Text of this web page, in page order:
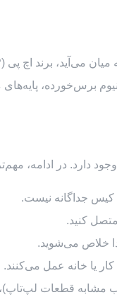
کیس جداگانه نیست.
کنید.
خلاص می‌شوید.
مشابه قطعات